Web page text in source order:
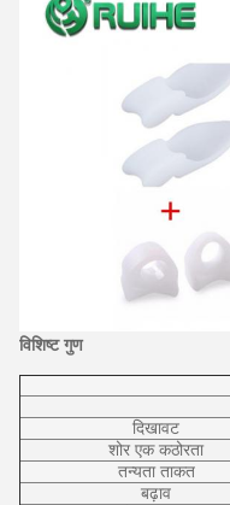
विशिष्ट गुण
दिखावट
शोर एक कठोरता
तन्यता ताकत
बढ़ाव